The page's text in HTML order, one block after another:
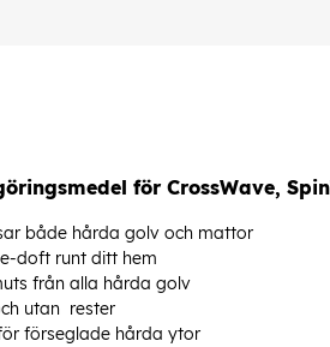
för CrossWave,
både hårda golv och mattor
doft runt ditt hem
från alla hårda golv
utan rester
förseglade hårda ytor